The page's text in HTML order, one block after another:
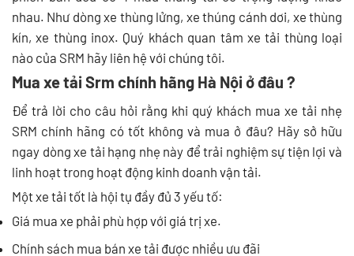
nhau. Như dòng xe thùng lửng, xe thúng cánh dơi, xe thùng
kín, xe thùng inox. Quý khách quan tâm xe tải thùng loại
nào của SRM hãy liên hệ với chúng tôi.
Mua xe tải Srm chính hãng Hà Nội ở đâu ?
Để trả lời cho câu hỏi rằng khi quý khách mua xe tải nhẹ
SRM chính hãng có tốt không và mua ở đâu? Hãy sở hữu
ngay dòng xe tải hạng nhẹ này để trải nghiệm sự tiện lợi và
linh hoạt trong hoạt động kinh doanh vận tải.
Một xe tải tốt là hội tụ đầy đủ 3 yếu tố:
Giá mua xe phải phù hợp với giá trị xe.
Chính sách mua bán xe tải được nhiều ưu đãi